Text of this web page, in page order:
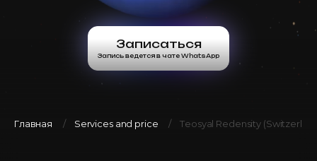
Записаться
Запись ведется в чате WhatsApp
Главная Services and price Teosyal Redensity